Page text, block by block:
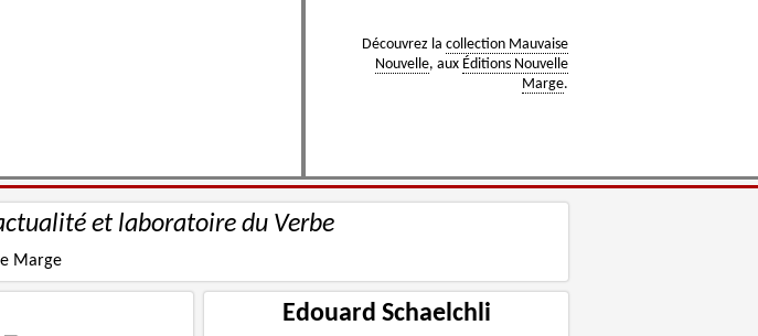
Découvrez la collection Mauvaise
Nouvelle, aux Éditions Nouvelle
Marge.
et laboratoire du Verbe
Marge
Edouard Schaelchli